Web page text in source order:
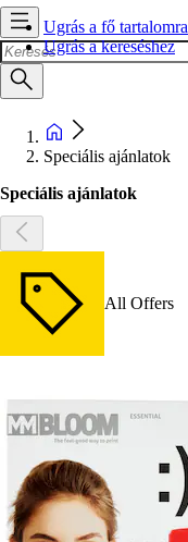
Ugrás a fő tartalomra
Ugrás a kereséshez
Speciális ajánlatok
Speciális ajánlatok
All Offers